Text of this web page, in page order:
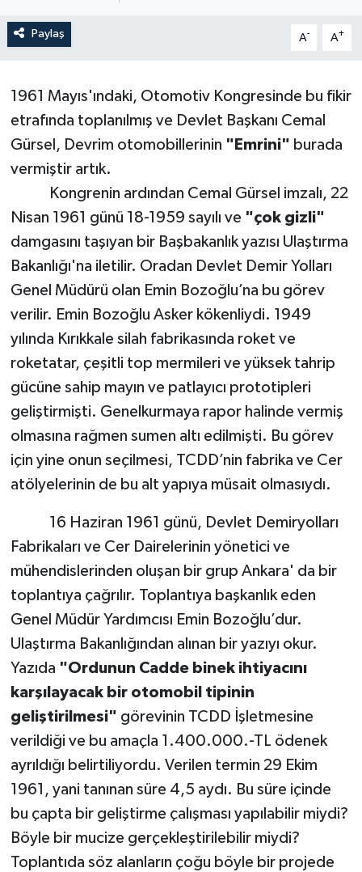
Paylaş A- A+
1961 Mayıs'ındaki, Otomotiv Kongresinde bu fikir
etrafında toplanılmış ve Devlet Başkanı Cemal
Gürsel, Devrim otomobillerinin "Emrini" burada
vermiştir artık.
Kongrenin ardından Cemal Gürsel imzalı, 22
Nisan 1961 günü 18-1959 sayılı ve "çok gizli"
damgasını taşıyan bir Başbakanlık yazısı Ulaştırma
Bakanlığı'na iletilir. Oradan Devlet Demir Yolları
Genel Müdürü olan Emin Bozoğlu’na bu görev
verilir. Emin Bozoğlu Asker kökenliydi. 1949
yılında Kırıkkale silah fabrikasında roket ve
roketatar, çeşitli top mermileri ve yüksek tahrip
gücüne sahip mayın ve patlayıcı prototipleri
geliştirmişti. Genelkurmaya rapor halinde vermiş
olmasına rağmen sumen altı edilmişti. Bu görev
için yine onun seçilmesi, TCDD’nin fabrika ve Cer
atölyelerinin de bu alt yapıya müsait olmasıydı.
16 Haziran 1961 günü, Devlet Demiryolları
Fabrikaları ve Cer Dairelerinin yönetici ve
mühendislerinden oluşan bir grup Ankara' da bir
toplantıya çağrılır. Toplantıya başkanlık eden
Genel Müdür Yardımcısı Emin Bozoğlu’dur.
Ulaştırma Bakanlığından alınan bir yazıyı okur.
Yazıda "Ordunun Cadde binek ihtiyacını
karşılayacak bir otomobil tipinin
geliştirilmesi" görevinin TCDD İşletmesine
verildiği ve bu amaçla 1.400.000.-TL ödenek
ayrıldığı belirtiliyordu. Verilen termin 29 Ekim
1961, yani tanınan süre 4,5 aydı. Bu süre içinde
bu çapta bir geliştirme çalışması yapılabilir miydi?
Böyle bir mucize gerçekleştirilebilir miydi?
Toplantıda söz alanların çoğu böyle bir projede
ÖZEL HABER
SPOR
TARİH
TASAVVUF
YAŞAM VE ÇEVRE